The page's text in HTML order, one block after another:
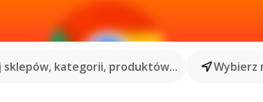
sklepów, kategorii, produktów...
Wybierz